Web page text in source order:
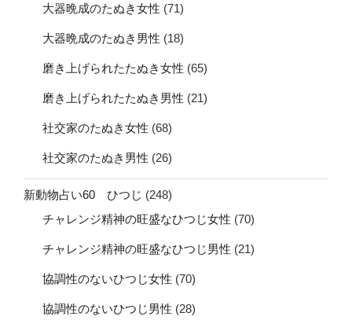
大器晩成のたぬき女性 (71)
大器晩成のたぬき男性 (18)
磨き上げられたたぬき女性 (65)
磨き上げられたたぬき男性 (21)
社交家のたぬき女性 (68)
社交家のたぬき男性 (26)
新動物占い60 ひつじ (248)
チャレンジ精神の旺盛なひつじ女性 (70)
チャレンジ精神の旺盛なひつじ男性 (21)
協調性のないひつじ女性 (70)
協調性のないひつじ男性 (28)